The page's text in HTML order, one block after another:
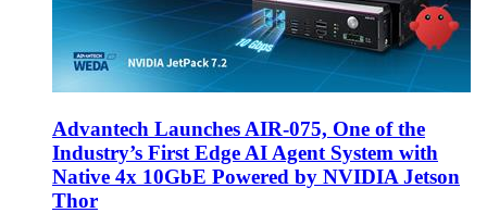
Advantech Launches AIR-075, One of the
Industry’s First Edge AI Agent System with
Native 4x 10GbE Powered by NVIDIA Jetson
Thor